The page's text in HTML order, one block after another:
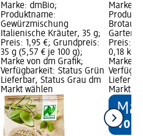
Marke: dmBio;
Produktname:
Gewürzmischung
Italienische Kräuter, 35 g;
Preis: 1,95 €; Grundpreis:
35 g (5,57 € je 100 g);
Marke von dm Grafik;
Verfügbarkeit: Status Grün
Lieferbar, Status Grau dm
Markt wählen
Marke:
Preis:
0,18 kg
Marke
Markt